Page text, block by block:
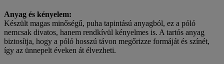
Anyag és kényelem:
Készült magas minőségű, puha tapintású anyagból, ez a póló
nemcsak divatos, hanem rendkívül kényelmes is. A tartós anyag
biztosítja, hogy a póló hosszú távon megőrizze formáját és színét,
így az ünnepelt éveken át élvezheti.